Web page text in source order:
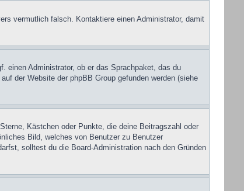
vermutlich falsch. Kontaktiere einen Administrator, damit
einen Administrator, ob er das Sprachpaket, das du
der Website der phpBB Group gefunden werden (siehe
Kästchen oder Punkte, die deine Beitragszahl oder
Bild, welches von Benutzer zu Benutzer
solltest du die Board-Administration nach den Gründen